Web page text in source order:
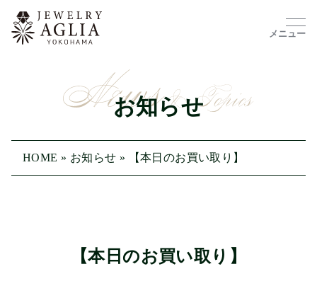
メニュー
お知らせ
HOME » お知らせ » 【本日のお買い取り】
【本日のお買い取り】